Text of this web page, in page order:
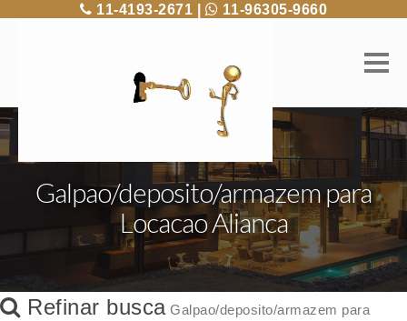
11-4193-2671 | 11-96305-9660
Galpao/deposito/armazem para
Locacao Alianca
Refinar busca Galpao/deposito/armazem para